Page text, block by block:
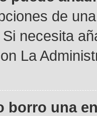
de
necesita
La
borro una